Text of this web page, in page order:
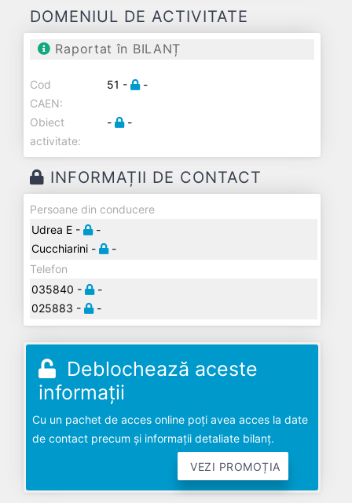
DOMENIUL DE ACTIVITATE
Raportat în BILANȚ
Cod
CAEN:
51 - -
Obiect
activitate:
- -
INFORMAȚII DE CONTACT
Persoane din conducere
Udrea E -
-
Cucchiarini -
-
Telefon
035840 -
-
025883 -
-
Deblochează aceste
informații
Cu un pachet de acces online poți avea acces la date
de contact precum și informații detaliate bilanț.
VEZI PROMOȚIA